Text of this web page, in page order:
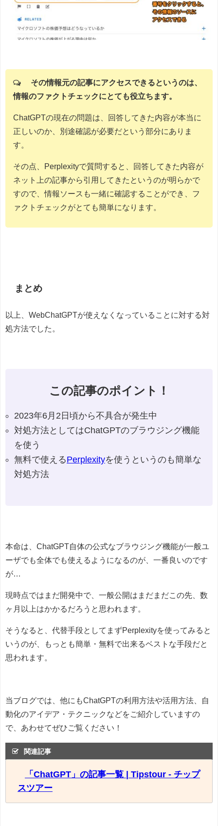
その情報元の記事にアクセスできるというのは、
情報のファクトチェックにとても役立ちます。
ChatGPTの現在の問題は、回答してきた内容が本当に
正しいのか、別途確認が必要だという部分にありま
す。
その点、Perplexityで質問すると、回答してきた内容が
ネット上の記事から引用してきたというのが明らかで
すので、情報ソースも一緒に確認することができ、フ
ァクトチェックがとても簡単になります。
まとめ
以上、WebChatGPTが使えなくなっていることに対する対
処方法でした。
この記事のポイント！
2023年6月2日頃から不具合が発生中
対処方法としてはChatGPTのブラウジング機能
を使う
無料で使えるPerplexityを使うというのも簡単な
対処方法
本命は、ChatGPT自体の公式なブラウジング機能が一般ユ
ーザでも全体でも使えるようになるのが、一番良いのです
が…
現時点ではまだ開発中で、一般公開はまだまだこの先、数
ヶ月以上はかかるだろうと思われます。
そうなると、代替手段としてまずPerplexityを使ってみると
いうのが、もっとも簡単・無料で出来るベストな手段だと
思われます。
当ブログでは、他にもChatGPTの利用方法や活用方法、自
動化のアイデア・テクニックなどをご紹介していますの
で、あわせてぜひご覧ください！
関連記事
「ChatGPT」の記事一覧 | Tipstour - チップ
スツアー